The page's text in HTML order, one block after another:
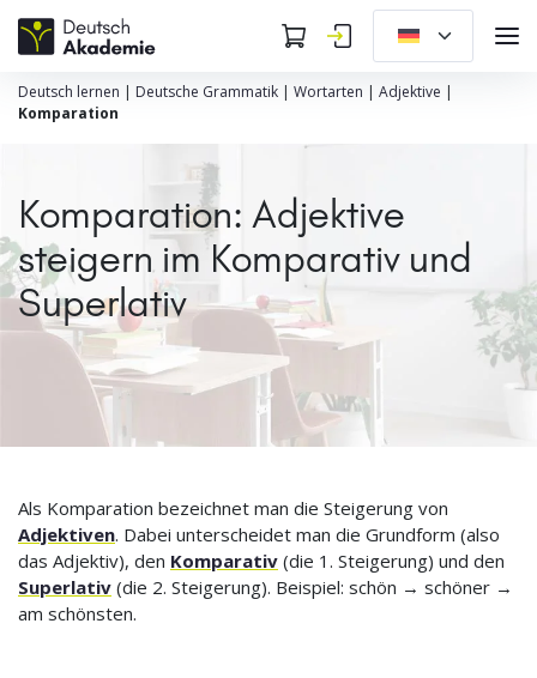
Deutsch lernen | Deutsche Grammatik | Wortarten | Adjektive |
Komparation
Komparation: Adjektive
steigern im Komparativ und
Superlativ
Als Komparation bezeichnet man die Steigerung von
Adjektiven. Dabei unterscheidet man die Grundform (also
das Adjektiv), den Komparativ (die 1. Steigerung) und den
Superlativ (die 2. Steigerung). Beispiel: schön → schöner →
am schönsten.